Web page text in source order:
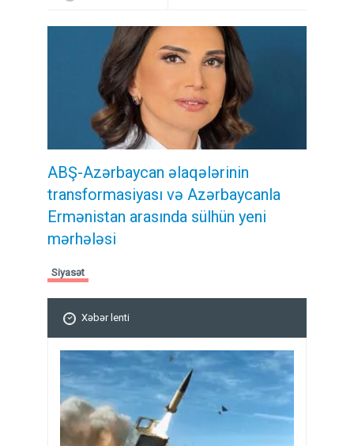
ABŞ-Azərbaycan əlaqələrinin
transformasiyası və Azərbaycanla
Ermənistan arasında sülhün yeni
mərhələsi
Siyasət
Xəbər lenti